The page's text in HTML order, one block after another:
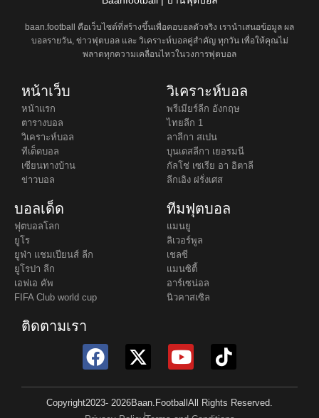
baan.football คือเว็บไซต์ที่สร้างขึ้นเพื่อคอบอลตัวจริง เรานำเสนอข้อมูล ผล
บอลรายวัน, ข่าวฟุตบอล และ วิเคราะห์บอลคู่สำคัญ ทุกวัน เพื่อให้คุณไม่
พลาดทุกความเคลื่อนไหวในวงการฟุตบอล
หน้าเว็บ
หน้าแรก
ตารางบอล
วิเคราะห์บอล
ทีเด็ดบอล
เซียนทางบ้าน
ข่าวบอล
วิเคราะห์บอล
พรีเมียร์ลีก อังกฤษ
ไทยลีก 1
ลาลีกา สเปน
บุนเดสลีกา เยอรมนี
กัลโช่ เซเรีย อา อิตาลี
ลีกเอิง ฝรั่งเศส
บอลเด็ด
ฟุตบอลโลก
ยูโร
ยูฟ่า แชมเปียนส์ ลีก
ยูโรปา ลีก
เอฟเอ คัพ
FIFA Club world cup
ทีมฟุตบอล
แมนยู
ลิเวอร์พูล
เชลซี
แมนซิตี้
อาร์เซน่อล
นิวคาสเซิล
ติดตามเรา
Copyright2023- 2026Baan.Football All Rights Reserved.